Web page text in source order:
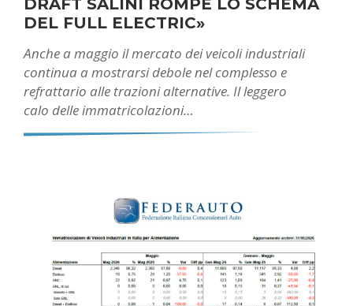
DRAFT SALINI ROMPE LO SCHEMA
DEL FULL ELECTRIC»
Anche a maggio il mercato dei veicoli industriali
continua a mostrarsi debole nel complesso e
refrattario alle trazioni alternative. Il leggero
calo delle immatricolazioni…